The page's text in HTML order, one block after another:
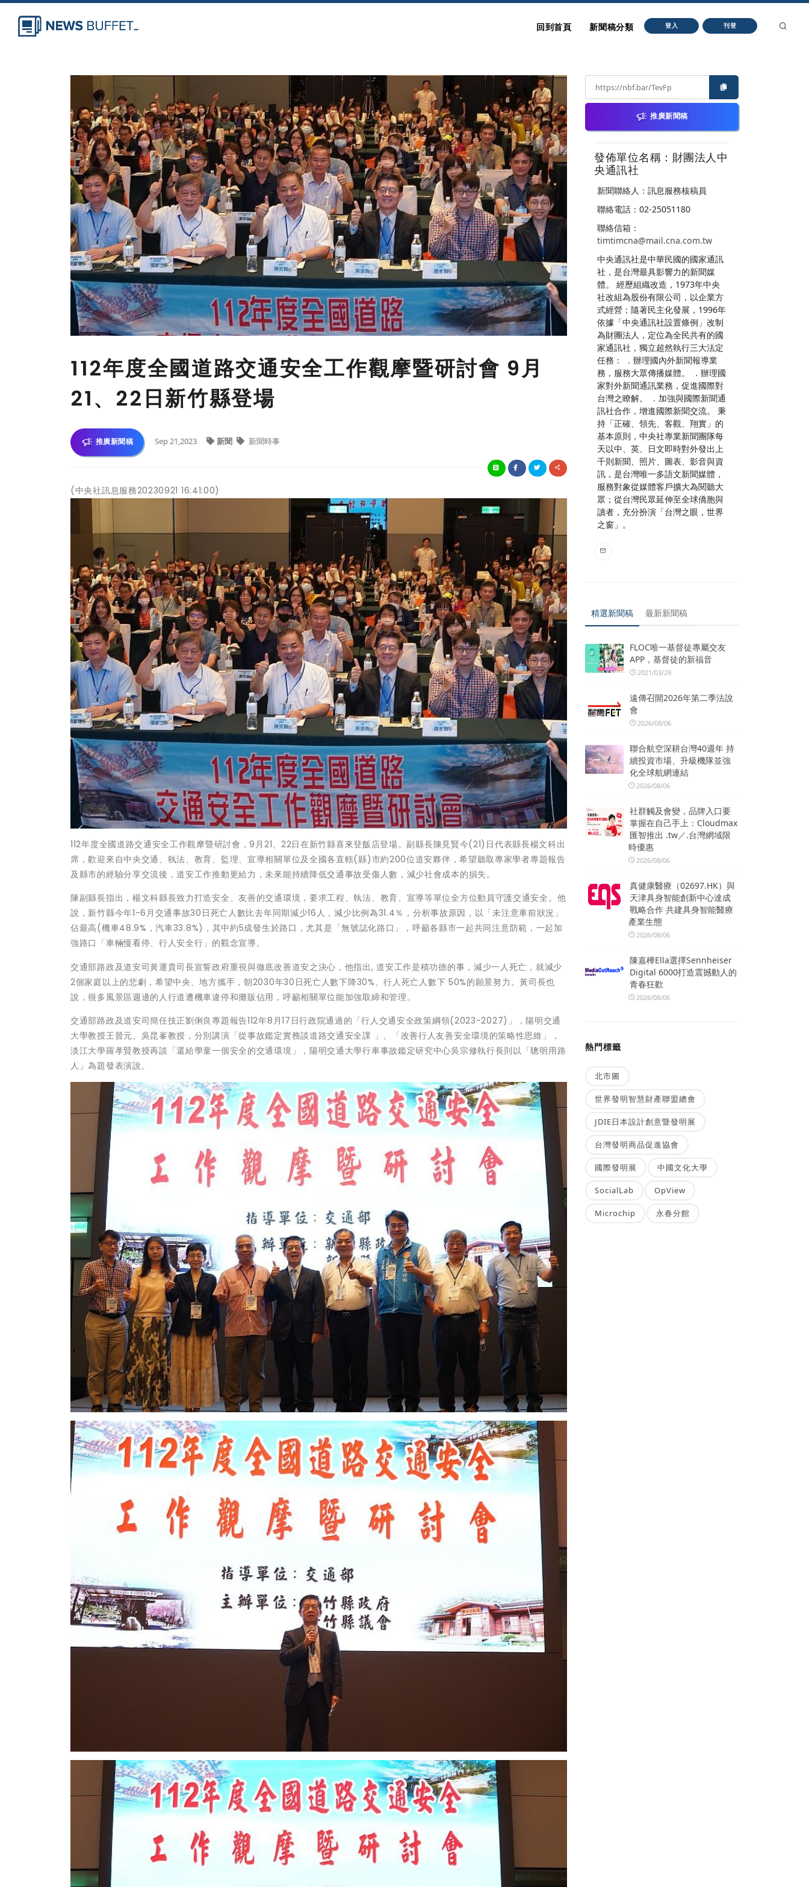
回到首頁 新聞稿分類 登入 刊登
112年度全國道路交通安全工作觀摩暨研討會 9月
21、22日新竹縣登場
推廣新聞稿 Sep 21,2023 新聞 新聞時事
(中央社訊息服務20230921 16:41:00)
112年度全國道路交通安全工作觀摩暨研討會，9月21、22日在新竹縣喜來登飯店登場。副縣長陳見賢今(21)日代表縣長楊文科出
席，歡迎來自中央交通、執法、教育、監理、宣導相關單位及全國各直轄(縣)市約200位道安夥伴，希望聽取專家學者專題報告
及縣市的經驗分享交流後，道安工作推動更給力，未來能持續降低交通事故受傷人數，減少社會成本的損失。
陳副縣長指出，楊文科縣長致力打造安全、友善的交通環境，要求工程、執法、教育、宣導等單位全方位動員守護交通安全。他
說，新竹縣今年1-6月交通事故30日死亡人數比去年同期減少16人，減少比例為31.4％，分析事故原因，以「未注意車前狀況」
佔最高(機車48.9%，汽車33.8%)，其中約5成發生於路口，尤其是「無號誌化路口」，呼籲各縣市一起共同注意防範，一起加
強路口「車輛慢看停、行人安全行」的觀念宣導。
交通部路政及道安司黃運貴司長宣誓政府重視與徹底改善道安之決心，他指出, 道安工作是積功德的事，減少一人死亡，就減少
2個家庭以上的悲劇，希望中央、地方攜手，朝2030年30日死亡人數下降30%、行人死亡人數下 50%的願景努力。黃司長也
說，很多風景區週邊的人行道遭機車違停和攤販佔用，呼籲相關單位能加強取締和管理。
交通部路政及道安司簡任技正劉俐良專題報告112年8月17日行政院通過的「行人交通安全政策綱領(2023-2027)」，陽明交通
大學教授王晉元、吳昆峯教授，分別講演「從事故鑑定實務談道路交通安全課 」、「改善行人友善安全環境的策略性思維」，
淡江大學羅孝賢教授再談「還給學童一個安全的交通環境」，陽明交通大學行車事故鑑定研究中心吳宗修執行長則以「聰明用路
人」為題發表演說。
推廣新聞稿
發佈單位名稱：財團法人中
央通訊社
新聞聯絡人：訊息服務核稿員
聯絡電話：02-25051180
聯絡信箱：
timtimcna@mail.cna.com.tw
中央通訊社是中華民國的國家通訊
社，是台灣最具影響力的新聞媒
體。 經歷組織改造，1973年中央
社改組為股份有限公司，以企業方
式經營；隨著民主化發展，1996年
依據「中央通訊社設置條例」改制
為財團法人，定位為全民共有的國
家通訊社，獨立超然執行三大法定
任務： ．辦理國內外新聞報導業
務，服務大眾傳播媒體。 ．辦理國
家對外新聞通訊業務，促進國際對
台灣之瞭解。 ．加強與國際新聞通
訊社合作，增進國際新聞交流。 秉
持「正確、領先、客觀、翔實」的
基本原則，中央社專業新聞團隊每
天以中、英、日文即時對外發出上
千則新聞、照片、圖表、影音與資
訊，是台灣唯一多語文新聞媒體，
服務對象從媒體客戶擴大為閱聽大
眾；從台灣民眾延伸至全球僑胞與
讀者，充分扮演「台灣之眼，世界
之窗」。
精選新聞稿 最新新聞稿
FLOC唯一基督徒專屬交友
APP，基督徒的新福音
2021/03/29
遠傳召開2026年第二季法說
會
2026/08/06
聯合航空深耕台灣40週年 持
續投資市場、升級機隊並強
化全球航網連結
2026/08/06
社群觸及會變，品牌入口要
掌握在自己手上：Cloudmax
匯智推出 .tw／.台灣網域限
時優惠
2026/08/06
真健康醫療（02697.HK）與
天津具身智能創新中心達成
戰略合作 共建具身智能醫療
產業生態
2026/08/06
陳嘉樺Ella選擇Sennheiser
Digital 6000打造震撼動人的
青春狂歡
2026/08/06
熱門標籤
北市圖
世界發明智慧財產聯盟總會
JDIE日本設計創意暨發明展
台灣發明商品促進協會
國際發明展 中國文化大學
SocialLab OpView
Microchip 永春分館